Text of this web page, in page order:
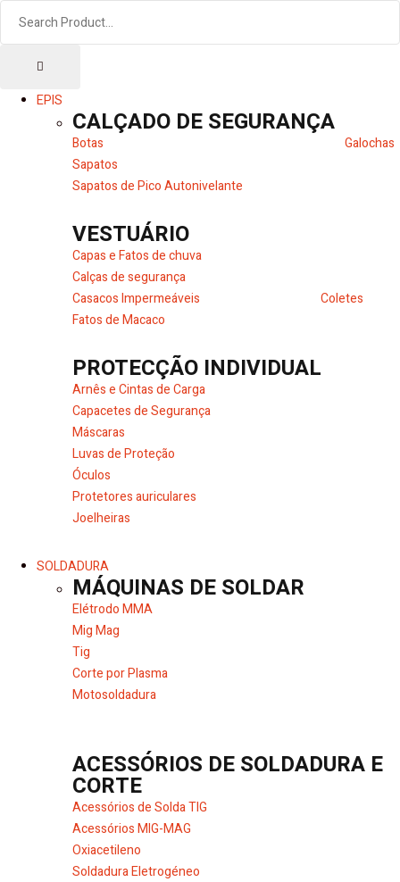
EPIS
CALÇADO DE SEGURANÇA
Botas
Galochas
Sapatos
Sapatos de Pico Autonivelante
VESTUÁRIO
Capas e Fatos de chuva
Calças de segurança
Casacos Impermeáveis
Coletes
Fatos de Macaco
PROTECÇÃO INDIVIDUAL
Arnês e Cintas de Carga
Capacetes de Segurança
Máscaras
Luvas de Proteção
Óculos
Protetores auriculares
Joelheiras
SOLDADURA
MÁQUINAS DE SOLDAR
Elétrodo MMA
Mig Mag
Tig
Corte por Plasma
Motosoldadura
ACESSÓRIOS DE SOLDADURA E
CORTE
Acessórios de Solda TIG
Acessórios MIG-MAG
Oxiacetileno
Soldadura Eletrogéneo